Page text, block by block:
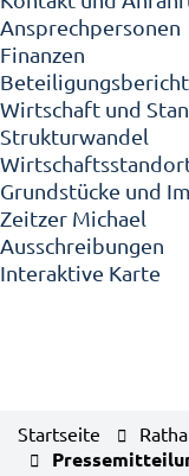
Ansprechpersonen
Finanzen
Wirtschaft und
Strukturwandel
Grundstücke und
Zeitzer Michael
Ausschreibungen
Interaktive Karte
Startseite